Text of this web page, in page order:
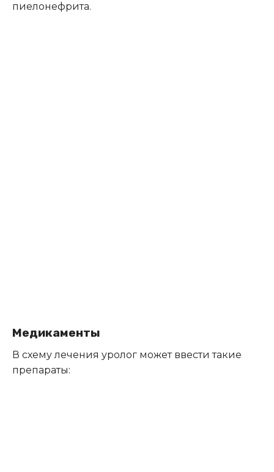
пиелонефрита.
Медикаменты
В схему лечения уролог может ввести такие
препараты: